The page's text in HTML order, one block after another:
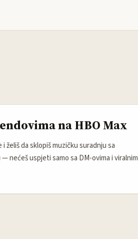
na HBO Max
želiš da sklopiš muzičku suradnju sa
nećeš uspjeti samo sa DM-ovima i viralnim
ulazi u streaming vezane trendove,